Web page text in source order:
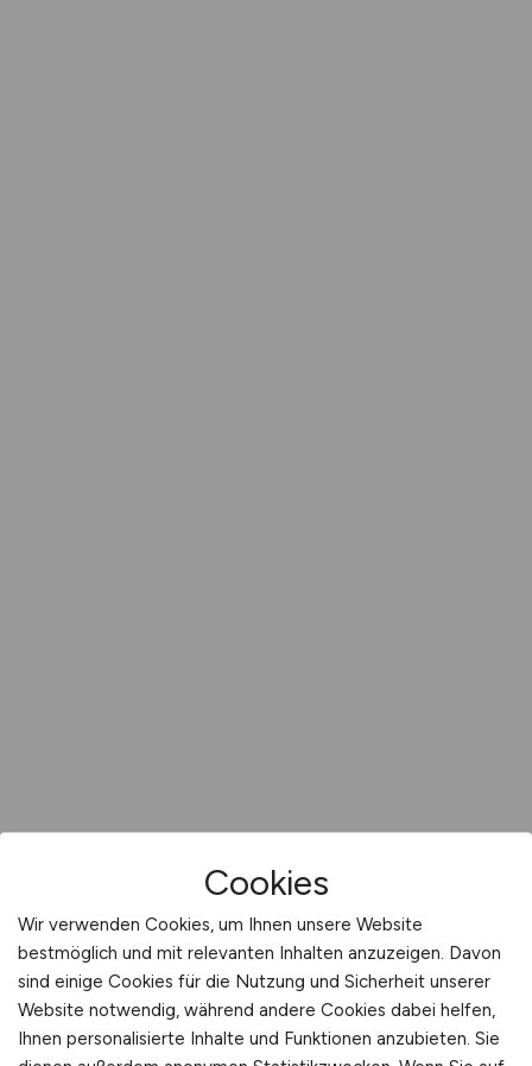
Cookies
Wir verwenden Cookies, um Ihnen unsere Website
bestmöglich und mit relevanten Inhalten anzuzeigen. Davon
sind einige Cookies für die Nutzung und Sicherheit unserer
Website notwendig, während andere Cookies dabei helfen,
Ihnen personalisierte Inhalte und Funktionen anzubieten. Sie